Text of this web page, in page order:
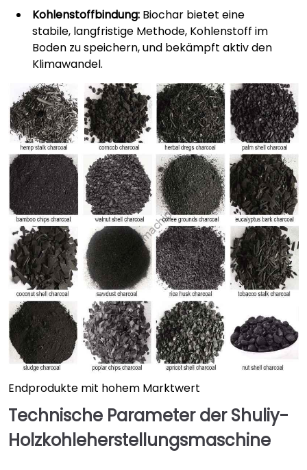
Kohlenstoffbindung: Biochar bietet eine
stabile, langfristige Methode, Kohlenstoff im
Boden zu speichern, und bekämpft aktiv den
Klimawandel.
Endprodukte mit hohem Marktwert
Technische Parameter der Shuliy-
Holzkohleherstellungsmaschine